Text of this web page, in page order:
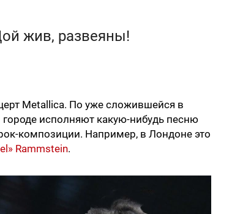
жив, развеяны!
Metallica. По уже сложившейся в
исполняют какую-нибудь песню
композиции. Например, в Лондоне это
Rammstein.